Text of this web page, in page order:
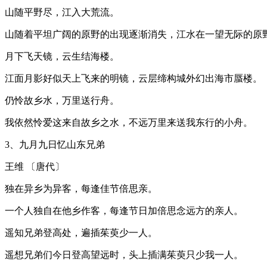
山随平野尽，江入大荒流。
山随着平坦广阔的原野的出现逐渐消失，江水在一望无际的原
月下飞天镜，云生结海楼。
江面月影好似天上飞来的明镜，云层缔构城外幻出海市蜃楼。
仍怜故乡水，万里送行舟。
我依然怜爱这来自故乡之水，不远万里来送我东行的小舟。
3、九月九日忆山东兄弟
王维 〔唐代〕
独在异乡为异客，每逢佳节倍思亲。
一个人独自在他乡作客，每逢节日加倍思念远方的亲人。
遥知兄弟登高处，遍插茱萸少一人。
遥想兄弟们今日登高望远时，头上插满茱萸只少我一人。